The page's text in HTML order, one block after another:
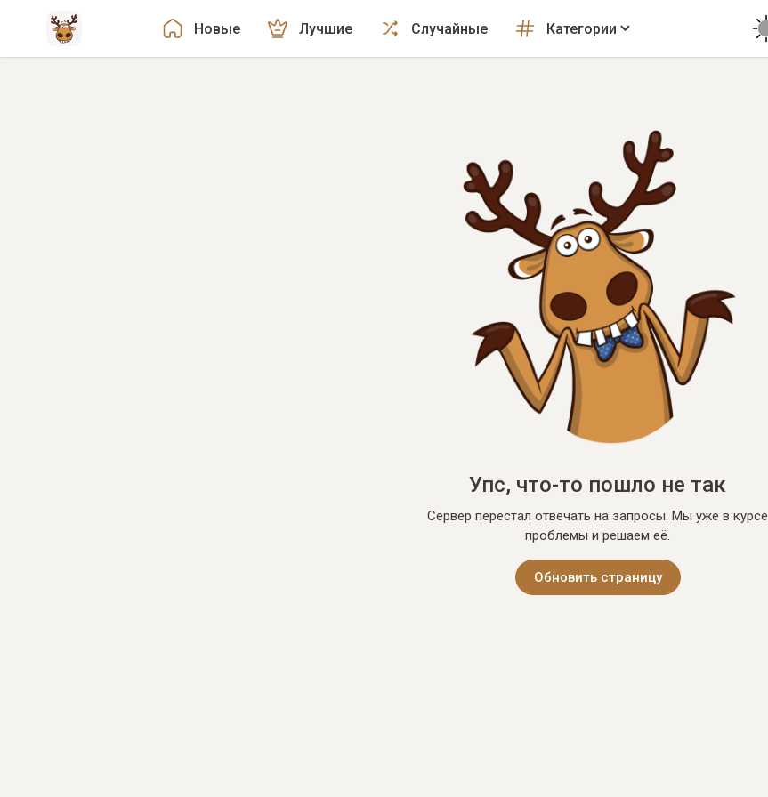
Новые Лучшие Случайные Категории
Упс, что-то пошло не так
Сервер перестал отвечать на запросы. Мы уже в курсе
проблемы и решаем её.
Обновить страницу